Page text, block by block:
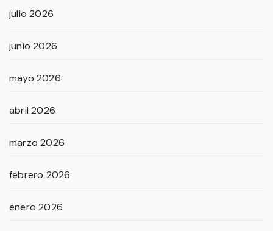
julio 2026
junio 2026
mayo 2026
abril 2026
marzo 2026
febrero 2026
enero 2026